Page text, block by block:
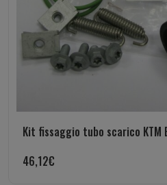
Kit fissaggio tubo scarico KTM
46,12€